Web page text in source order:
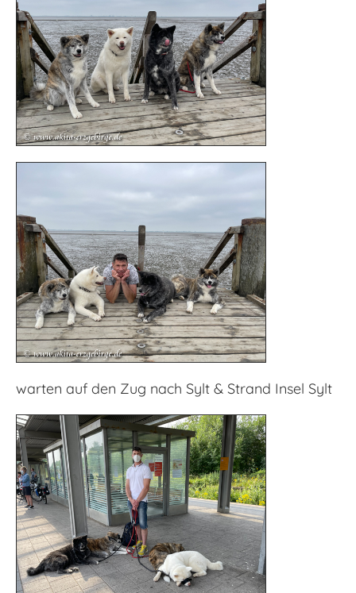
warten auf den Zug nach Sylt & Strand Insel Sylt